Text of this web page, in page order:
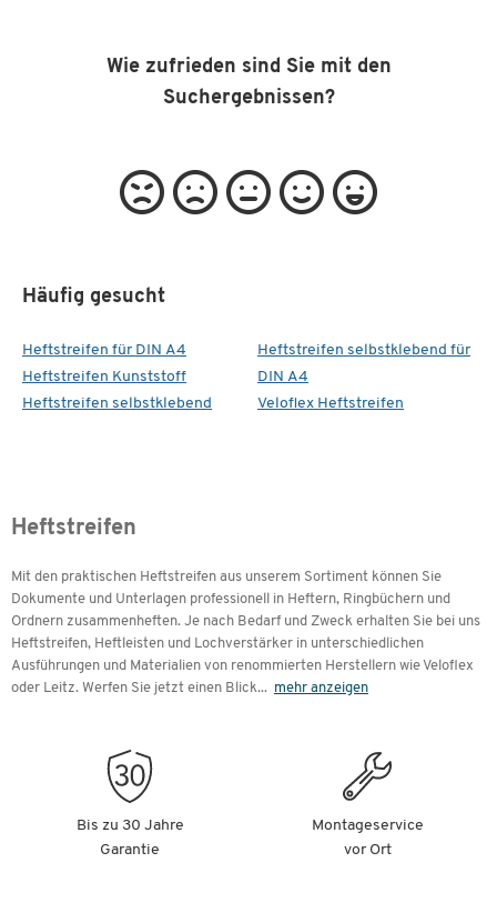
Wie zufrieden sind Sie mit den
Suchergebnissen?
Häufig gesucht
Heftstreifen für DIN A4
Heftstreifen Kunststoff
Heftstreifen selbstklebend
Heftstreifen selbstklebend für
DIN A4
Veloflex Heftstreifen
Heftstreifen
Mit den praktischen Heftstreifen aus unserem Sortiment können Sie
Dokumente und Unterlagen professionell in Heftern, Ringbüchern und
Ordnern zusammenheften. Je nach Bedarf und Zweck erhalten Sie bei uns
Heftstreifen, Heftleisten und Lochverstärker in unterschiedlichen
Ausführungen und Materialien von renommierten Herstellern wie Veloflex
oder Leitz. Werfen Sie jetzt einen Blick... mehr anzeigen
Bis zu 30 Jahre
Garantie
Montageservice
vor Ort